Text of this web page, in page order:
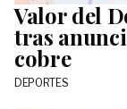
Valor del
tras
cobre
DEPORTES